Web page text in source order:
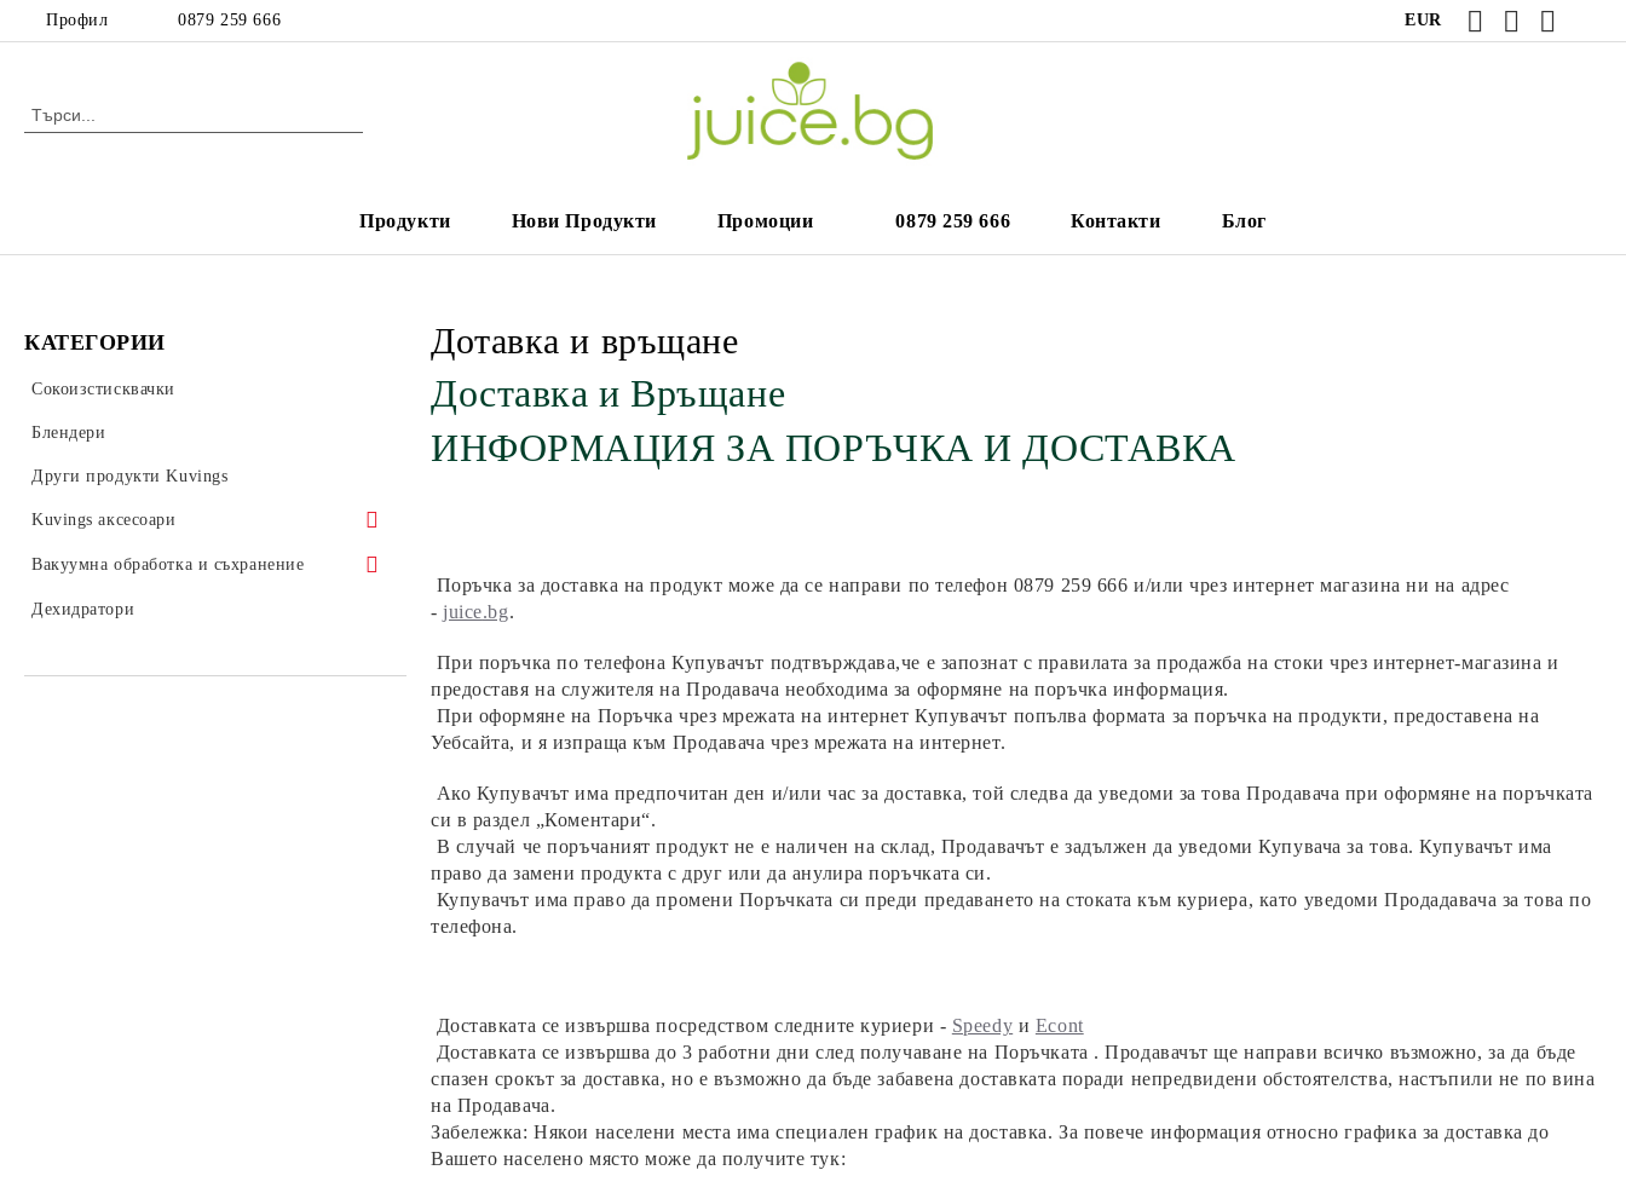
Профил 0879 259 666 EUR
Продукти Нови Продукти Промоции 0879 259 666 Контакти Блог
КАТЕГОРИИ
Сокоизстисквачки
Блендери
Други продукти Kuvings
Kuvings аксесоари
Kuvings AUTO10
Kuvings REVO830
Вакуумна обработка и съхранение
Вакуумни контейнери и помпи
Viva
Дехидратори
Дотавка и връщане
Доставка и Връщане
ИНФОРМАЦИЯ ЗА ПОРЪЧКА И ДОСТАВКА
Поръчка за доставка на продукт може да се направи по телефон 0879 259 666 и/или чрез интернет магазина ни на адрес
- juice.bg.
При поръчка по телефона Купувачът подтвърждава,че е запознат с правилата за продажба на стоки чрез интернет-магазина и
предоставя на служителя на Продавача необходима за оформяне на поръчка информация.
При оформяне на Поръчка чрез мрежата на интернет Купувачът попълва формата за поръчка на продукти, предоставена на
Уебсайта, и я изпраща към Продавача чрез мрежата на интернет.
Ако Купувачът има предпочитан ден и/или час за доставка, той следва да уведоми за това Продавача при оформяне на поръчката
си в раздел „Коментари“.
В случай че поръчаният продукт не е наличен на склад, Продавачът е задължен да уведоми Купувача за това. Купувачът има
право да замени продукта с друг или да анулира поръчката си.
Купувачът има право да промени Поръчката си преди предаването на стоката към куриера, като уведоми Продадавача за това по
телефона.
Доставката се извършва посредством следните куриери - Speedy и Econt
Доставката се извършва до 3 работни дни след получаване на Поръчката . Продавачът ще направи всичко възможно, за да бъде
спазен срокът за доставка, но е възможно да бъде забавена доставката поради непредвидени обстоятелства, настъпили не по вина
на Продавача.
Забележка: Някои населени места има специален график на доставка. За повече информация относно графика за доставка до
Вашето населено място може да получите тук: